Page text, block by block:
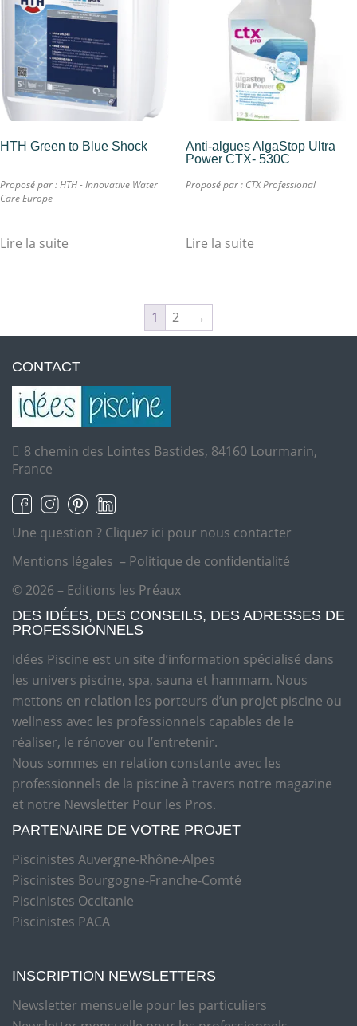
HTH Green to Blue Shock
Proposé par :HTH - Innovative Water
Care Europe
Lire la suite
Anti-algues AlgaStop Ultra
Power CTX- 530C
Proposé par : CTX Professional
Lire la suite
1 2 →
CONTACT
8 chemin des Lointes Bastides, 84160 Lourmarin,
France
Une question ? Cliquez ici pour nous contacter
Mentions légales – Politique de confidentialité
© 2026 – Editions les Préaux
DES IDÉES, DES CONSEILS, DES ADRESSES DE
PROFESSIONNELS
Idées Piscine est un site d’information spécialisé dans
les univers piscine, spa, sauna et hammam. Nous
mettons en relation les porteurs d’un projet piscine ou
wellness avec les professionnels capables de le
réaliser, le rénover ou l’entretenir.
Nous sommes en relation constante avec les
professionnels de la piscine à travers notre magazine
et notre Newsletter Pour les Pros.
PARTENAIRE DE VOTRE PROJET
Piscinistes Auvergne-Rhône-Alpes
Piscinistes Bourgogne-Franche-Comté
Piscinistes Occitanie
Piscinistes PACA
INSCRIPTION NEWSLETTERS
Newsletter mensuelle pour les particuliers